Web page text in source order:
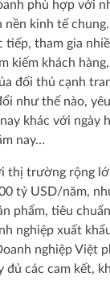
phù hợp với
kinh tế
tham gia
kiếm khách
đối thủ cạnh
như thế nào,
khác với ngày
nay…
thị trường rộng
tỷ USD/năm,
phẩm, tiêu
nghiệp xuất
nghiệp Việt
đủ các cam kết,